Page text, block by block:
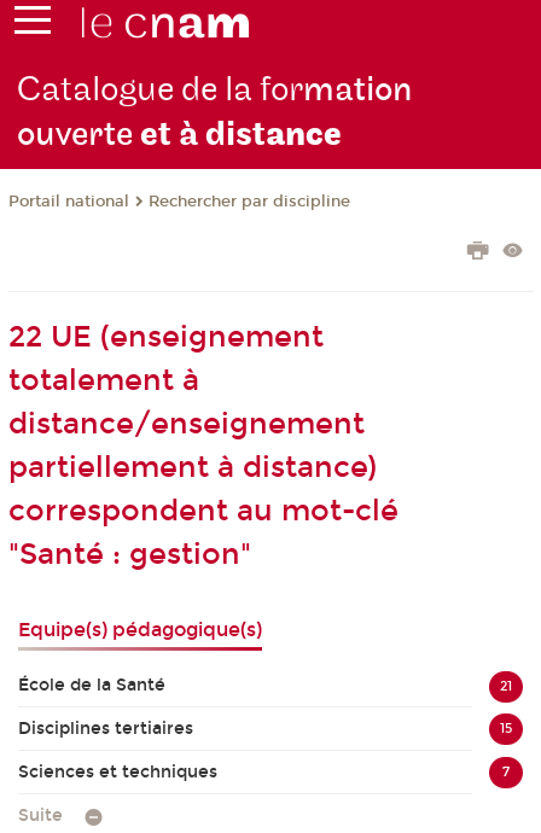
Catalogue de la formation
ouverteet à distance
Portail national Rechercher par discipline
22 UE (enseignement
totalement à
distance/enseignement
partiellement à distance)
correspondent au mot-clé
"Santé : gestion"
Equipe(s) pédagogique(s)
École de la Santé 21
Disciplines tertiaires 15
Sciences et techniques 7
Suite